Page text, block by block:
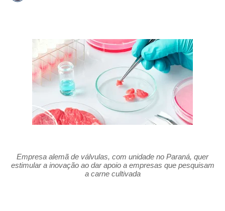
Empresa alemã de válvulas, com unidade no Paraná, quer
estimular a inovação ao dar apoio a empresas que pesquisam
a carne cultivada